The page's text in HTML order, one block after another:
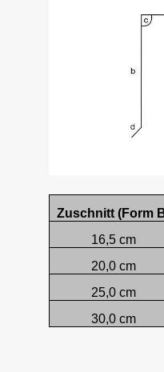
Zuschnitt (Form
16,5 cm
20,0 cm
25,0 cm
30,0 cm